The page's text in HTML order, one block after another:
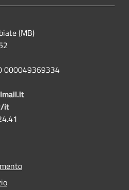
(MB)
000049369334
it